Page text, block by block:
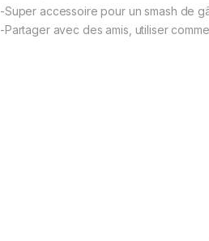
-Super accessoire pour un smash de
-Partager avec des amis, utiliser